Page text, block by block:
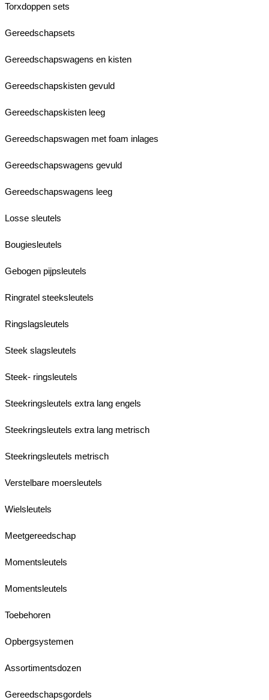
Torxdoppen sets
Gereedschapsets
Gereedschapswagens en kisten
Gereedschapskisten gevuld
Gereedschapskisten leeg
Gereedschapswagen met foam inlages
Gereedschapswagens gevuld
Gereedschapswagens leeg
Losse sleutels
Bougiesleutels
Gebogen pijpsleutels
Ringratel steeksleutels
Ringslagsleutels
Steek slagsleutels
Steek- ringsleutels
Steekringsleutels extra lang engels
Steekringsleutels extra lang metrisch
Steekringsleutels metrisch
Verstelbare moersleutels
Wielsleutels
Meetgereedschap
Momentsleutels
Momentsleutels
Toebehoren
Opbergsystemen
Assortimentsdozen
Gereedschapsgordels